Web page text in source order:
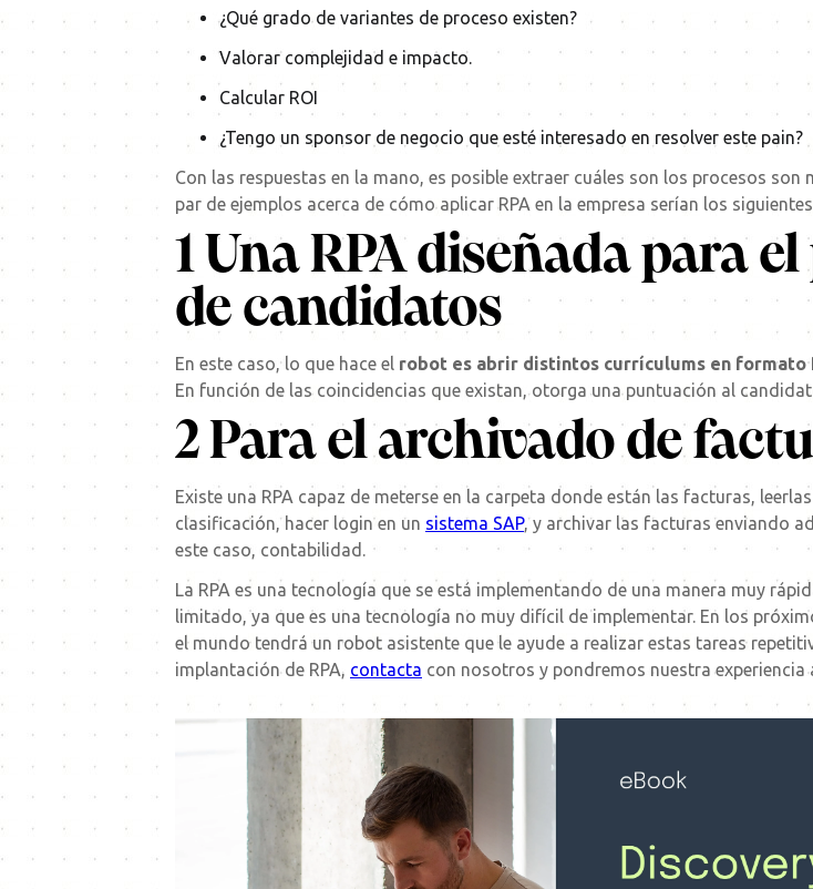
¿Qué grado de variantes de proceso existen?
Valorar complejidad e impacto.
Calcular ROI
¿Tengo un sponsor de negocio que esté interesado en resolver este pain?
Con las respuestas en la mano, es posible extraer cuáles son los procesos
par de ejemplos acerca de cómo aplicar RPA en la empresa serían los
1 Una RPA diseñada para
de candidatos
En este caso, lo que hace el robot es abrir distintos currículums en formato
En función de las coincidencias que existan, otorga una puntuación al
2 Para el archivado de
Existe una RPA capaz de meterse en la carpeta donde están las facturas,
clasificación, hacer login en un sistema SAP, y archivar las facturas enviando
este caso, contabilidad.
La RPA es una tecnología que se está implementando de una manera muy
limitado, ya que es una tecnología no muy difícil de implementar. En los
el mundo tendrá un robot asistente que le ayude a realizar estas tareas
implantación de RPA, contacta con nosotros y pondremos nuestra experiencia